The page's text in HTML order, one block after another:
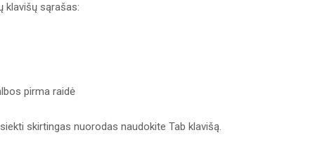
klavišų sąrašas:
pirma raidė
skirtingas nuorodas naudokite Tab klavišą.